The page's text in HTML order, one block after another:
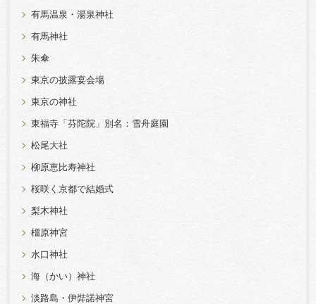
有馬温泉・湯泉神社
有馬神社
朱傘
東京の披露宴会場
東京の神社
東福寺「芬陀院」別名：雪舟庭園
松尾大社
柳原恵比寿神社
桜咲く京都で結婚式
梨木神社
橿原神宮
水口神社
海（かい）神社
淡路島・伊弉諾神宮